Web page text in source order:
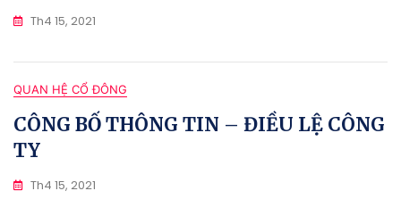
Th4 15, 2021
QUAN HỆ CỔ ĐÔNG
CÔNG BỐ THÔNG TIN – ĐIỀU LỆ CÔNG
TY
Th4 15, 2021